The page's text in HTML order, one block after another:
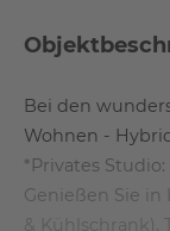
Bei den
Wohnen -
*Privates Studio:
Genießen Sie
& Kühlschrank),